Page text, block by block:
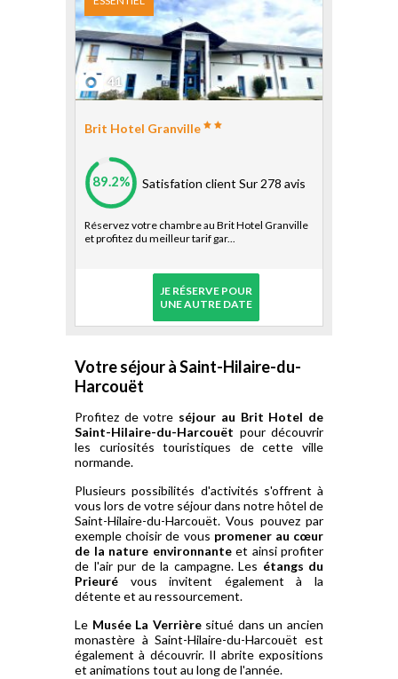
41
Brit Hotel Granville
89.2% Satisfation client Sur 278 avis
Réservez votre chambre au Brit Hotel Granville
et profitez du meilleur tarif gar...
JE RÉSERVE POUR
UNE AUTRE DATE
Votre séjour à Saint-Hilaire-du-
Harcouët
Profitez de votre séjour au Brit Hotel de
Saint-Hilaire-du-Harcouët pour découvrir
les curiosités touristiques de cette ville
normande.
Plusieurs possibilités d'activités s'offrent à
vous lors de votre séjour dans notre hôtel de
Saint-Hilaire-du-Harcouët. Vous pouvez par
exemple choisir de vous promener au cœur
de la nature environnanteet ainsi profiter
de l'air pur de la campagne. Les étangs du
Prieuré vous invitent également à la
détente et au ressourcement.
Le Musée La Verrièresitué dans un ancien
monastère à Saint-Hilaire-du-Harcouët est
également à découvrir. Il abrite expositions
et animations tout au long de l'année.